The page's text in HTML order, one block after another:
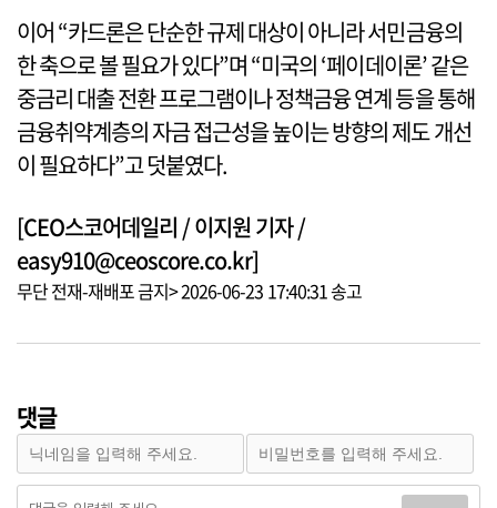
이어 “카드론은 단순한 규제 대상이 아니라 서민금융의
한 축으로 볼 필요가 있다”며 “미국의 ‘페이데이론’ 같은
중금리 대출 전환 프로그램이나 정책금융 연계 등을 통해
금융취약계층의 자금 접근성을 높이는 방향의 제도 개선
이 필요하다”고 덧붙였다.
[CEO스코어데일리 / 이지원 기자 /
easy910@ceoscore.co.kr]
무단 전재-재배포 금지> 2026-06-23 17:40:31 송고
댓글